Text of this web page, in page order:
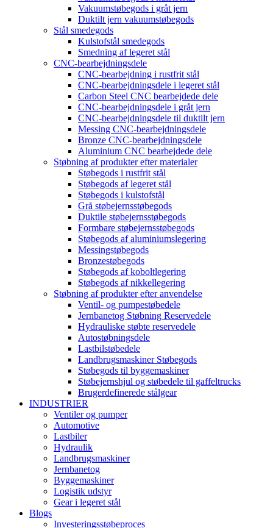
Vakuumstøbegods i gråt jern
Duktilt jern vakuumstøbegods
Stål smedegods
Kulstofstål smedegods
Smedning af legeret stål
CNC-bearbejdningsdele
CNC-bearbejdning i rustfrit stål
CNC-bearbejdningsdele i legeret stål
Carbon Steel CNC bearbejdede dele
CNC-bearbejdningsdele i gråt jern
CNC-bearbejdningsdele til duktilt jern
Messing CNC-bearbejdningsdele
Bronze CNC-bearbejdningsdele
Aluminium CNC bearbejdede dele
Støbning af produkter efter materialer
Støbegods i rustfrit stål
Støbegods af legeret stål
Støbegods i kulstofstål
Grå støbejernsstøbegods
Duktile støbejernsstøbegods
Formbare støbejernsstøbegods
Støbegods af aluminiumslegering
Messingstøbegods
Bronzestøbegods
Støbegods af koboltlegering
Støbegods af nikkellegering
Støbning af produkter efter anvendelse
Ventil- og pumpestøbedele
Jernbanetog Støbning Reservedele
Hydrauliske støbte reservedele
Autostøbningsdele
Lastbilstøbedele
Landbrugsmaskiner Støbegods
Støbegods til byggemaskiner
Støbejernshjul og støbedele til gaffeltrucks
Brugerdefinerede stålgear
INDUSTRIER
Ventiler og pumper
Automotive
Lastbiler
Hydraulik
Landbrugsmaskiner
Jernbanetog
Byggemaskiner
Logistik udstyr
Gear i legeret stål
Blogs
Investeringsstøbeproces